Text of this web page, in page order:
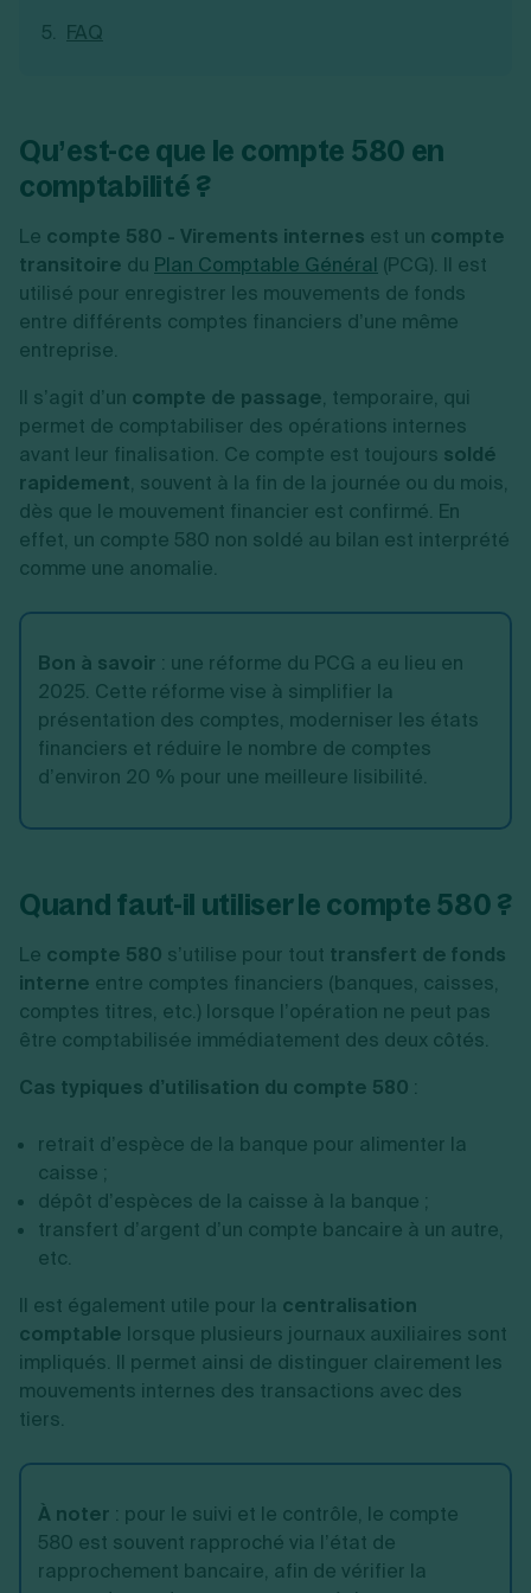
Toutes les modifications
Je suis autonome
Découvrez notre cabinet d'expertise
comptable LS Compta
Création d'EURL
Création de SASU
Création d'association
Aides à la création d’entreprise
Ouverture compte pro
Création d'entreprise
FAQ
Qu’est-ce que le compte 580 en
comptabilité ?
Le compte 580 - Virements internes est un compte
transitoire du Plan Comptable Général (PCG). Il est
utilisé pour enregistrer les mouvements de fonds
entre différents comptes financiers d’une même
entreprise.
Il s’agit d’un compte de passage, temporaire, qui
permet de comptabiliser des opérations internes
avant leur finalisation. Ce compte est toujours soldé
rapidement, souvent à la fin de la journée ou du mois,
dès que le mouvement financier est confirmé. En
effet, un compte 580 non soldé au bilan est interprété
comme une anomalie.
Bon à savoir : une réforme du PCG a eu lieu en
2025. Cette réforme vise à simplifier la
présentation des comptes, moderniser les états
financiers et réduire le nombre de comptes
d’environ 20 % pour une meilleure lisibilité.
Quand faut-il utiliser le compte 580 ?
Le compte 580 s’utilise pour tout transfert de fonds
interne entre comptes financiers (banques, caisses,
comptes titres, etc.) lorsque l’opération ne peut pas
être comptabilisée immédiatement des deux côtés.
Cas typiques d’utilisation du compte 580 :
retrait d’espèce de la banque pour alimenter la
caisse ;
dépôt d’espèces de la caisse à la banque ;
transfert d’argent d’un compte bancaire à un autre,
etc.
Il est également utile pour la centralisation
comptable lorsque plusieurs journaux auxiliaires sont
impliqués. Il permet ainsi de distinguer clairement les
mouvements internes des transactions avec des
tiers.
À noter : pour le suivi et le contrôle, le compte
580 est souvent rapproché via l’état de
rapprochement bancaire, afin de vérifier la